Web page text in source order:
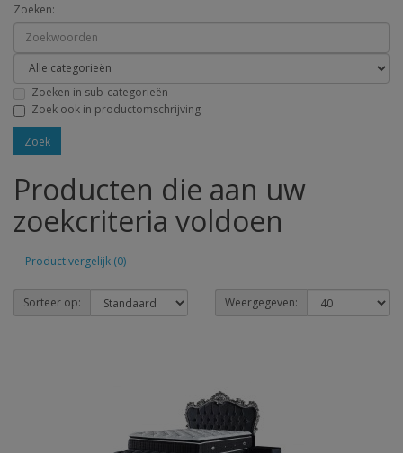
Zoeken:
Zoeken in sub-categorieën
Zoek ook in productomschrijving
Producten die aan uw
zoekcriteria voldoen
Product vergelijk (0)
Sorteer op: Weergegeven: